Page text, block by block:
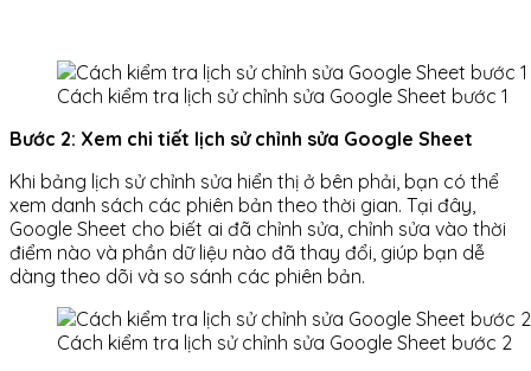
Cách kiểm tra lịch sử chỉnh sửa Google Sheet bước 1
Bước 2: Xem chi tiết lịch sử chỉnh sửa Google Sheet
Khi bảng lịch sử chỉnh sửa hiển thị ở bên phải, bạn có thể
xem danh sách các phiên bản theo thời gian. Tại đây,
Google Sheet cho biết ai đã chỉnh sửa, chỉnh sửa vào thời
điểm nào và phần dữ liệu nào đã thay đổi, giúp bạn dễ
dàng theo dõi và so sánh các phiên bản.
Cách kiểm tra lịch sử chỉnh sửa Google Sheet bước 2